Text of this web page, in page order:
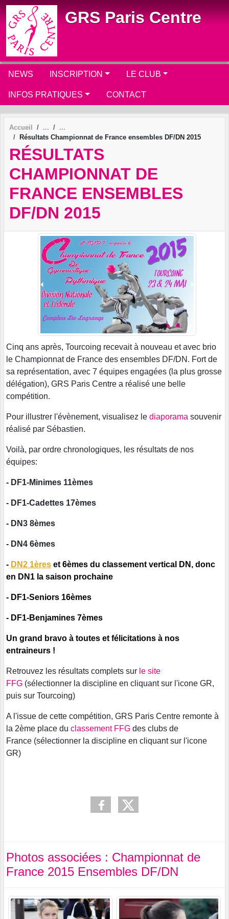
GRS Paris Centre
NEWS INSCRIPTION LE CLUB
INFOS PRATIQUES CONTACT
Accueil
Résultats Championnat de France ensembles DF/DN 2015
RÉSULTATS
CHAMPIONNAT DE
FRANCE ENSEMBLES
DF/DN 2015
Cinq ans après, Tourcoing recevait à nouveau et avec brio
le Championnat de France des ensembles DF/DN. Fort de
sa représentation, avec 7 équipes engagées (la plus grosse
délégation), GRS Paris Centre a réalisé une belle
compétition.
Pour illustrer l'évènement, visualisez le diaporama souvenir
réalisé par Sébastien.
Voilà, par ordre chronologiques, les résultats de nos
équipes:
- DF1-Minimes 11èmes
- DF1-Cadettes 17èmes
- DN3 8èmes
- DN4 6èmes
- DN2 1ères et 6èmes du classement vertical DN, donc
en DN1 la saison prochaine
- DF1-Seniors 16èmes
- DF1-Benjamines 7èmes
Un grand bravo à toutes et félicitations à nos
entraineurs !
Retrouvez les résultats complets sur le site
FFG (sélectionner la discipline en cliquant sur l'icone GR,
puis sur Tourcoing)
A l'issue de cette compétition, GRS Paris Centre remonte à
la 2ème place du classement FFG des clubs de
France (sélectionner la discipline en cliquant sur l'icone
GR)
Photos associées : Championnat de
France 2015 Ensembles DF/DN
Panneau de gestion des cookies